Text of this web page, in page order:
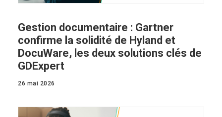
Gestion documentaire : Gartner
confirme la solidité de Hyland et
DocuWare, les deux solutions clés de
GDExpert
26 mai 2026